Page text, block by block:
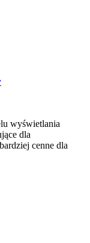
wyświetlania
dla
cenne dla